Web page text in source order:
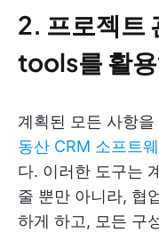
2. 프로젝트
tools를 활
계획된 모든 사항
동산 CRM 소프트
다. 이러한 도구는
줄 뿐만 아니라, 협
하게 하고, 모든 구